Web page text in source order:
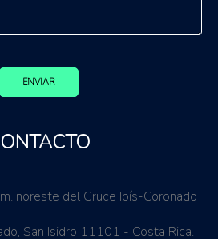
ENVIAR
noreste del Cruce Ipís-Coronado
San Isidro 11101 - Costa Rica.